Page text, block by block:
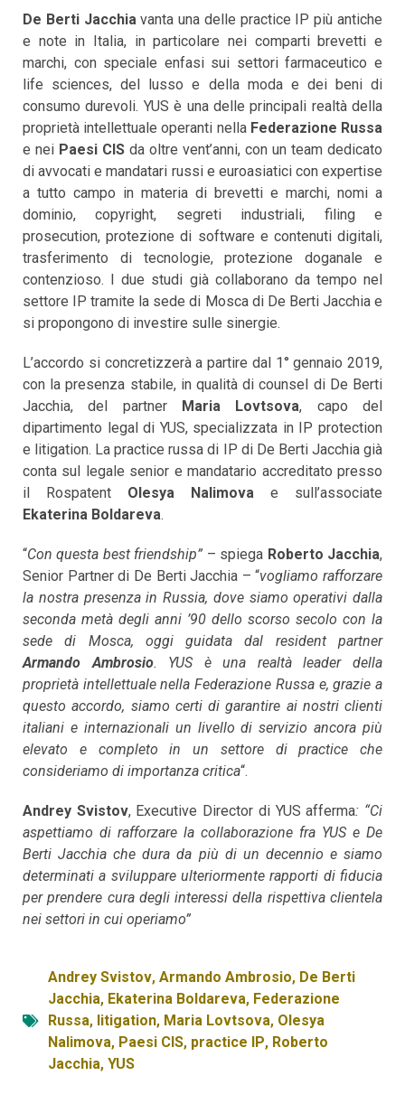
De Berti Jacchia vanta una delle practice IP più antiche
e note in Italia, in particolare nei comparti brevetti e
marchi, con speciale enfasi sui settori farmaceutico e
life sciences, del lusso e della moda e dei beni di
consumo durevoli. YUS è una delle principali realtà della
proprietà intellettuale operanti nella Federazione Russa
e nei Paesi CIS da oltre vent’anni, con un team dedicato
di avvocati e mandatari russi e euroasiatici con expertise
a tutto campo in materia di brevetti e marchi, nomi a
dominio, copyright, segreti industriali, filing e
prosecution, protezione di software e contenuti digitali,
trasferimento di tecnologie, protezione doganale e
contenzioso. I due studi già collaborano da tempo nel
settore IP tramite la sede di Mosca di De Berti Jacchia e
si propongono di investire sulle sinergie.
L’accordo si concretizzerà a partire dal 1° gennaio 2019,
con la presenza stabile, in qualità di counsel di De Berti
Jacchia, del partner Maria Lovtsova, capo del
dipartimento legal di YUS, specializzata in IP protection
e litigation. La practice russa di IP di De Berti Jacchia già
conta sul legale senior e mandatario accreditato presso
il Rospatent Olesya Nalimova e sull’associate
Ekaterina Boldareva.
“Con questa best friendship” – spiega Roberto Jacchia,
Senior Partner di De Berti Jacchia – “vogliamo rafforzare
la nostra presenza in Russia, dove siamo operativi dalla
seconda metà degli anni ’90 dello scorso secolo con la
sede di Mosca, oggi guidata dal resident partner
Armando Ambrosio. YUS è una realtà leader della
proprietà intellettuale nella Federazione Russa e, grazie a
questo accordo, siamo certi di garantire ai nostri clienti
italiani e internazionali un livello di servizio ancora più
elevato e completo in un settore di practice che
consideriamo di importanza critica“.
Andrey Svistov, Executive Director di YUS afferma: “Ci
aspettiamo di rafforzare la collaborazione fra YUS e De
Berti Jacchia che dura da più di un decennio e siamo
determinati a sviluppare ulteriormente rapporti di fiducia
per prendere cura degli interessi della rispettiva clientela
nei settori in cui operiamo”
Andrey Svistov, Armando Ambrosio, De Berti
Jacchia, Ekaterina Boldareva, Federazione
Russa, litigation, Maria Lovtsova, Olesya
Nalimova, Paesi CIS, practice IP, Roberto
Jacchia, YUS